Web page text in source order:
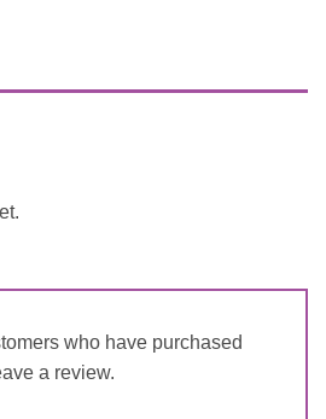
who have purchased
a review.